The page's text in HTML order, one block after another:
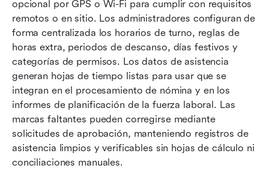
opcional por GPS o Wi-Fi para cumplir con requisitos
remotos o en sitio. Los administradores configuran de
forma centralizada los horarios de turno, reglas de
horas extra, periodos de descanso, días festivos y
categorías de permisos. Los datos de asistencia
generan hojas de tiempo listas para usar que se
integran en el procesamiento de nómina y en los
informes de planificación de la fuerza laboral. Las
marcas faltantes pueden corregirse mediante
solicitudes de aprobación, manteniendo registros de
asistencia limpios y verificables sin hojas de cálculo ni
conciliaciones manuales.